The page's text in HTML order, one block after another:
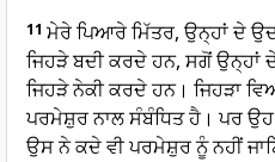
11 ਮੇਰੇ ਪਿਆਰੇ ਮਿੱਤਰ, ਉਨ੍ਹਾਂ ਦੇ
ਜਿਹੜੇ ਬਦੀ ਕਰਦੇ ਹਨ, ਸਗੋਂ ਉਨ੍ਹਾਂ
ਜਿਹੜੇ ਨੇਕੀ ਕਰਦੇ ਹਨ। ਜਿਹੜਾ
ਪਰਮੇਸ਼ੁਰ ਨਾਲ ਸੰਬੰਧਿਤ ਹੈ। ਪਰ ਉਹ
ਉਸ ਨੇ ਕਦੇ ਵੀ ਪਰਮੇਸ਼ੁਰ ਨੂੰ ਨਹੀਂ